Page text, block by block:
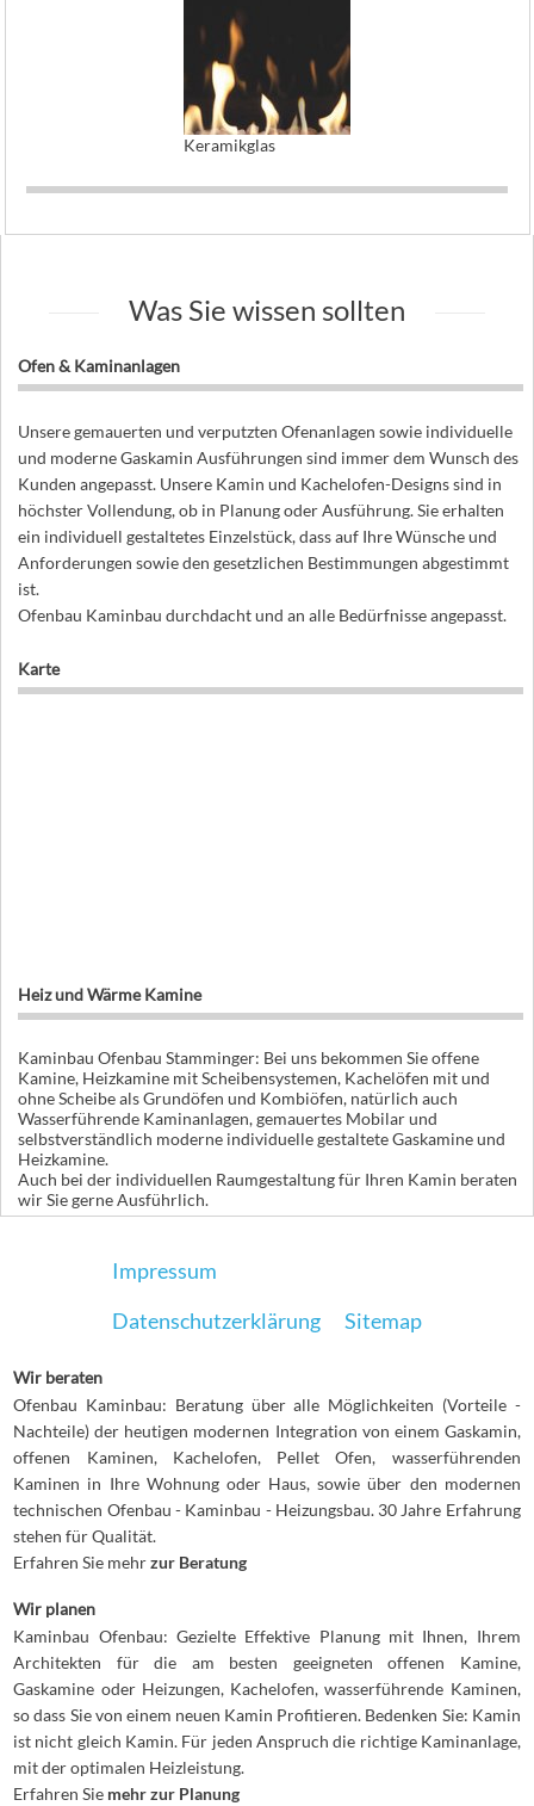
Keramikglas
Was Sie wissen sollten
Ofen & Kaminanlagen
Unsere gemauerten und verputzten Ofenanlagen sowie individuelle
und moderne Gaskamin Ausführungen sind immer dem Wunsch des
Kunden angepasst. Unsere Kamin und Kachelofen-Designs sind in
höchster Vollendung, ob in Planung oder Ausführung. Sie erhalten
ein individuell gestaltetes Einzelstück, dass auf Ihre Wünsche und
Anforderungen sowie den gesetzlichen Bestimmungen abgestimmt
ist.
Ofenbau Kaminbau durchdacht und an alle Bedürfnisse angepasst.
Karte
Heiz und Wärme Kamine
Kaminbau Ofenbau Stamminger: Bei uns bekommen Sie offene
Kamine, Heizkamine mit Scheibensystemen, Kachelöfen mit und
ohne Scheibe als Grundöfen und Kombiöfen, natürlich auch
Wasserführende Kaminanlagen, gemauertes Mobilar und
selbstverständlich moderne individuelle gestaltete Gaskamine und
Heizkamine.
Auch bei der individuellen Raumgestaltung für Ihren Kamin beraten
wir Sie gerne Ausführlich.
Impressum
Datenschutzerklärung
Sitemap
Wir beraten
Ofenbau Kaminbau: Beratung über alle Möglichkeiten (Vorteile -
Nachteile) der heutigen modernen Integration von einem Gaskamin,
offenen Kaminen, Kachelofen, Pellet Ofen, wasserführenden
Kaminen in Ihre Wohnung oder Haus, sowie über den modernen
technischen Ofenbau - Kaminbau - Heizungsbau. 30 Jahre Erfahrung
stehen für Qualität.
Erfahren Sie mehrzur Beratung
Wir planen
Kaminbau Ofenbau: Gezielte Effektive Planung mit Ihnen, Ihrem
Architekten für die am besten geeigneten offenen Kamine,
Gaskamine oder Heizungen, Kachelofen, wasserführende Kaminen,
so dass Sie von einem neuen Kamin Profitieren. Bedenken Sie: Kamin
ist nicht gleich Kamin. Für jeden Anspruch die richtige Kaminanlage,
mit der optimalen Heizleistung.
Erfahren Sie mehr zur Planung